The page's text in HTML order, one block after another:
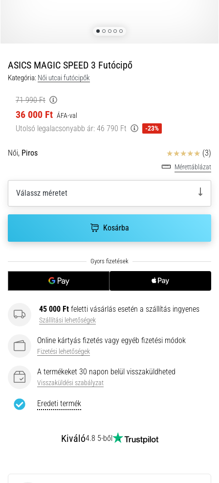
A
gyakorlatban
ingafutás
sebességet,
és
irányváltási
képességet
•
11 perces olvasási idő
kezelés
és
megelőzés
más
néven
szalag
szindróma
probléma,
ASICS MAGIC SPEED 3 Futócipő
Kategória: Női utcai futócipők
71 990 Ft
36 000 Ft ÁFA-val
Utolsó legalacsonyabb ár: 46 790 Ft -23%
Női, Piros Értékelés (3)
Mérettáblázat
Válassz méretet
Kosárba
45 000 Ft feletti vásárlás esetén a szállítás ingyenes
Szállítási lehetőségek
Online kártyás fizetés vagy egyéb fizetési módok
Fizetési lehetőségek
A termékeket 30 napon belül visszaküldheted
Visszaküldési szabályzat
Eredeti termék
Kiváló4.8 5-ből